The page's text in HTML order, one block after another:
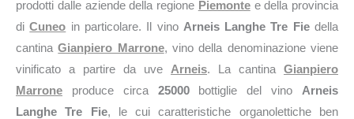
prodotti dalle aziende della regione Piemontee della provincia
diCuneo in particolare. Il vino Arneis Langhe Tre Fiedella
cantinaGianpiero Marrone, vino della denominazione viene
vinificato a partire da uve Arneis. La cantina Gianpiero
Marrone produce circa 25000 bottiglie del vino Arneis
Langhe Tre Fie, le cui caratteristiche organolettiche ben